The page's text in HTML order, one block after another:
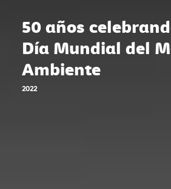
50 años
Día Mundial del
Ambiente
2022